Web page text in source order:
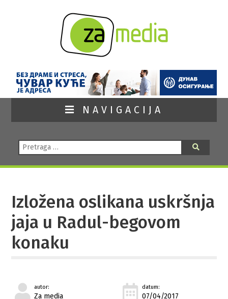
NAVIGACIJA
Pretraga:
Izložena oslikana uskršnja
jaja u Radul-begovom
konaku
autor:
Za media
datum:
07/04/2017